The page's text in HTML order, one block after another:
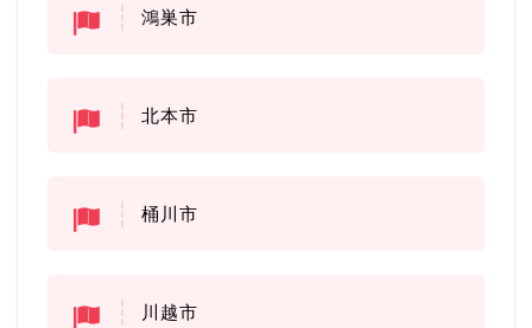
鴻巣市
北本市
桶川市
川越市